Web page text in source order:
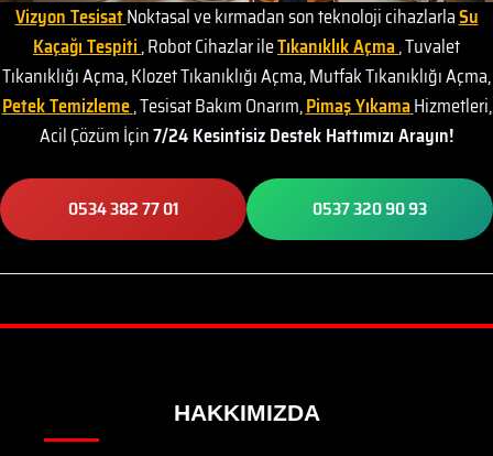
Vizyon TesisatNoktasal ve kırmadan son teknoloji cihazlarlaSu
Kaçağı Tespiti, Robot Cihazlar ileTıkanıklık Açma, Tuvalet
Tıkanıklığı Açma, Klozet Tıkanıklığı Açma, Mutfak Tıkanıklığı Açma,
Petek Temizleme, Tesisat Bakım Onarım,Pimaş YıkamaHizmetleri,
Acil Çözüm İçin7/24 Kesintisiz Destek Hattımızı Arayın!
0534 382 77 01 0537 320 90 93
HAKKIMIZDA